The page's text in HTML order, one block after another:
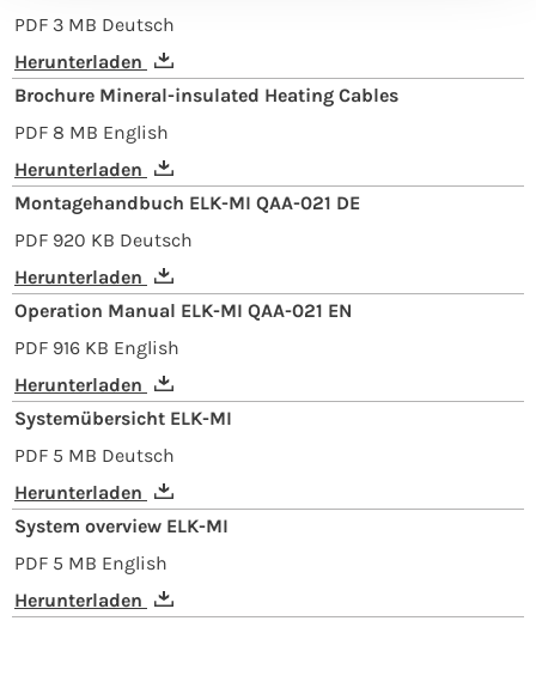
PDF 3 MB Deutsch
Herunterladen
Brochure Mineral-insulated Heating Cables
PDF 8 MB English
Herunterladen
Montagehandbuch ELK-MI QAA-021 DE
PDF 920 KB Deutsch
Herunterladen
Operation Manual ELK-MI QAA-021 EN
PDF 916 KB English
Herunterladen
Systemübersicht ELK-MI
PDF 5 MB Deutsch
Herunterladen
System overview ELK-MI
PDF 5 MB English
Herunterladen